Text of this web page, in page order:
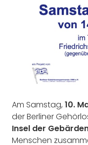
Am Samstag, 10.
der Berliner
Insel der
Menschen